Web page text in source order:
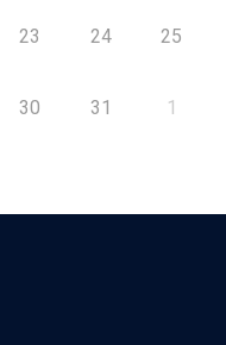
23 24 25
30 31 1